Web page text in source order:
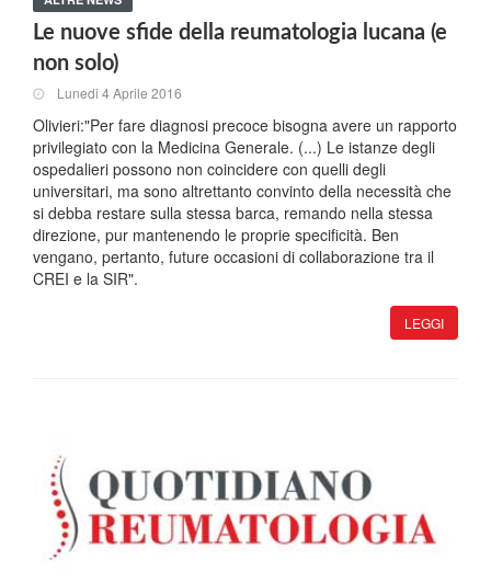
Le nuove sfide della reumatologia lucana (e
non solo)
Lunedi 4 Aprile 2016
Olivieri:"Per fare diagnosi precoce bisogna avere un rapporto
privilegiato con la Medicina Generale. (...) Le istanze degli
ospedalieri possono non coincidere con quelli degli
universitari, ma sono altrettanto convinto della necessità che
si debba restare sulla stessa barca, remando nella stessa
direzione, pur mantenendo le proprie specificità. Ben
vengano, pertanto, future occasioni di collaborazione tra il
CREI e la SIR".
LEGGI